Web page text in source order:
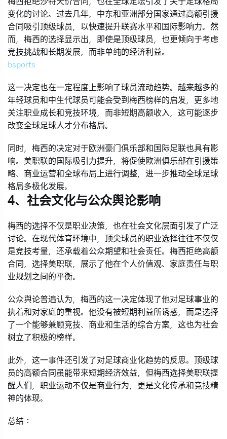
变化的讨论。过去几年，中东和亚洲部分国家通过高额引援
合同吸引顶级球员，以快速提升联赛水平和国际影响力。然
而，梅西的选择显示出，即使是顶级球员，也更倾向于考虑
竞技挑战和长期发展，而非单纯的经济利益。
bsports
这一决定也在一定程度上影响了球员流动趋势。越来越多的
年轻球员和中生代球员可能会受到梅西榜样的启发，更多地
关注职业成长和竞技环境，而非短期高额收入，这可能逐步
改变全球足球人才分布格局。
同时，梅西的决定对于欧洲豪门俱乐部和国际足联也具有影
响。美职联的国际吸引力提升，将促使欧洲俱乐部在引援策
略、商业运营和全球布局上进行调整，进一步推动全球足球
格局多极化发展。
4、社会文化与公众舆论影响
梅西的选择不仅是职业决策，也在社会文化层面引发了广泛
讨论。在现代体育环境中，顶尖球员的职业选择往往不仅仅
是竞技考量，还承载着公众期望和社会责任。梅西拒绝高额
合同，选择美职联，展示了他在个人价值观、家庭责任与职
业规划之间的平衡。
公众舆论普遍认为，梅西的这一决定体现了他对足球事业的
执着和对家庭的重视。他没有被短期利益所诱惑，而是选择
了一个能够兼顾竞技、商业和生活的综合方案，这也为社会
树立了积极的榜样。
此外，这一事件还引发了对足球商业化趋势的反思。顶级球
员的高额合同虽能带来短期经济效益，但梅西选择美职联提
醒人们，职业运动不仅是商业行为，更是文化传承和竞技精
神的体现。
总结：